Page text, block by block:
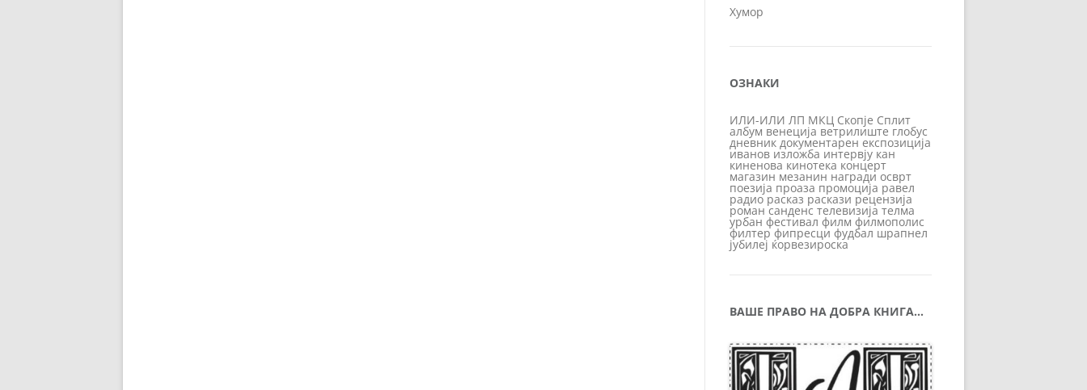
Хумор
ОЗНАКИ
ИЛИ-ИЛИ ЛП МКЦ Скопје Сплит
албум венеција ветрилиште глобус
дневник документарен експозиција
иванов изложба интервју кан
киненова кинотека концерт
магазин мезанин награди осврт
поезија проаза промоција равел
радио расказ раскази рецензија
роман санденс телевизија телма
урбан фестивал филм филмополис
филтер фипресци фудбал шрапнел
јубилеј ќорвезироска
ВАШЕ ПРАВО НА ДОБРА КНИГА…